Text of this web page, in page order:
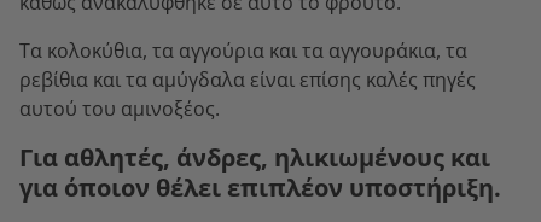
Τα κολοκύθια, τα αγγούρια και τα αγγουράκια, τα
ρεβίθια και τα αμύγδαλα είναι επίσης καλές πηγές
αυτού του αμινοξέος.
Για αθλητές, άνδρες, ηλικιωμένους και
για όποιον θέλει επιπλέον υποστήριξη.